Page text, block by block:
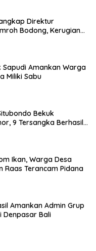
Direktur
Bodong, Kerugian
Sapudi Amankan Warga
Miliki Sabu
Bekuk
9 Tersangka Berhasil
Ikan, Warga Desa
Raas Terancam Pidana
Amankan Admin Grup
Denpasar Bali